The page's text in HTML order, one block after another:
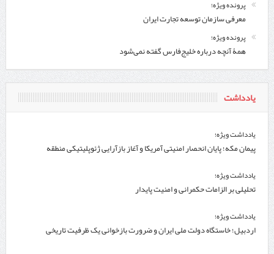
پرونده ویژه؛
معرفی سازمان توسعه تجارت ایران
پرونده ویژه؛
همۀ آنچه درباره خلیج‌‌فارس گفته نمی‌شود
یادداشت
یادداشت ویژه؛
پیمان مکه؛ پایان انحصار امنیتی آمریکا و آغاز بازآرایی ژئوپلیتیکی منطقه
یادداشت ویژه؛
تحلیلی بر الزامات حکمرانی و امنیت پایدار
یادداشت ویژه؛
اردبیل؛ خاستگاه دولت ملی ایران و ضرورت بازخوانی یک ظرفیت تاریخی